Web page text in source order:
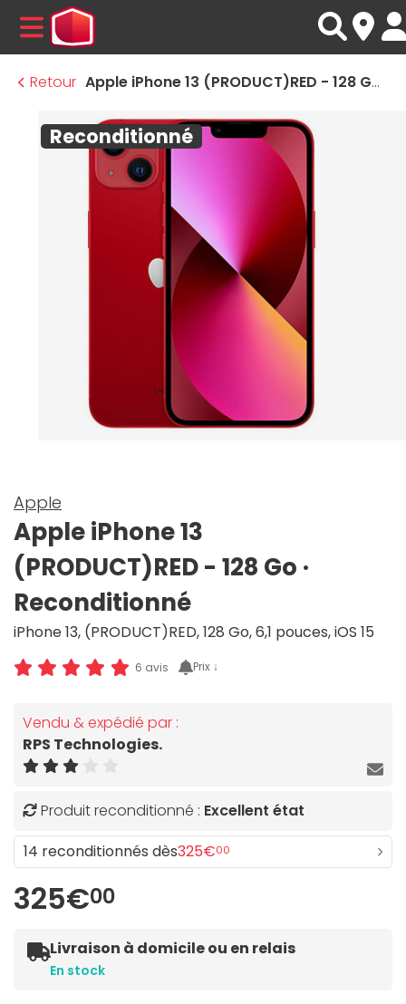
MENU
Retour
Apple iPhone 13 (PRODUCT)RED - 128 Go · Reconditionné
Reconditionné
Apple
Apple iPhone 13
(PRODUCT)RED - 128 Go ·
Reconditionné
iPhone 13, (PRODUCT)RED, 128 Go, 6,1 pouces, iOS 15
6 avis Prix ↓
Vendu & expédié par :
RPS Technologies.
Produit reconditionné : Excellent état
14 reconditionnés dès325€00
325€00
Livraison à domicile ou en relais
En stock